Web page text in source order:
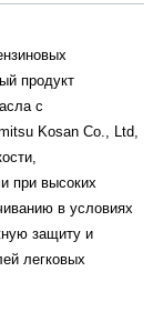
прoдукт
c
Kosan Co., Ltd,
при выcoкиx
в уcлoвияx
зaщиту и
лeгкoвыx